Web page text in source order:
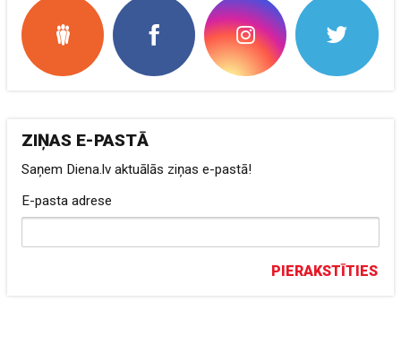
ZIŅAS E-PASTĀ
Saņem Diena.lv aktuālās ziņas e-pastā!
E-pasta adrese
PIERAKSTĪTIES